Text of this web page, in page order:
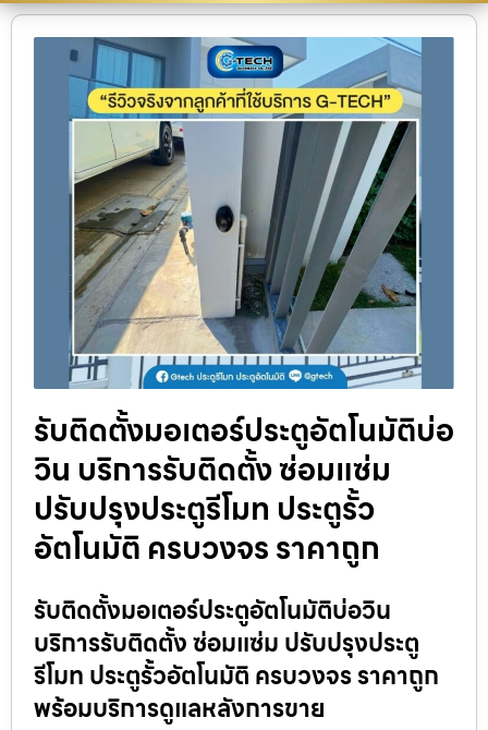
รับติดตั้งมอเตอร์ประตูอัตโนมัติบ่อ
วิน บริการรับติดตั้ง ซ่อมแซ่ม
ปรับปรุงประตูรีโมท ประตูรั้ว
อัตโนมัติ ครบวงจร ราคาถูก
รับติดตั้งมอเตอร์ประตูอัตโนมัติบ่อวิน
บริการรับติดตั้ง ซ่อมแซ่ม ปรับปรุงประตู
รีโมท ประตูรั้วอัตโนมัติ ครบวงจร ราคาถูก
พร้อมบริการดูแลหลังการขาย